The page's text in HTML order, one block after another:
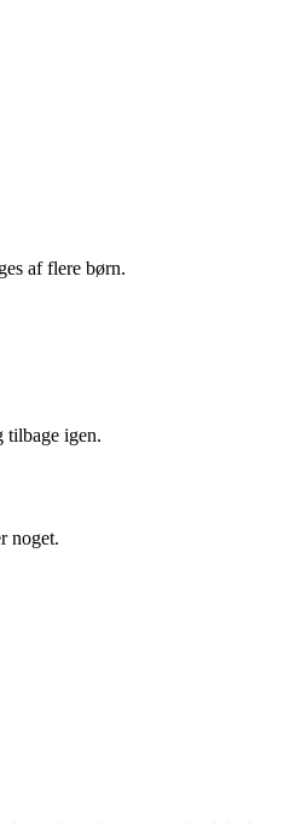
af flere børn.
tilbage igen.
noget.